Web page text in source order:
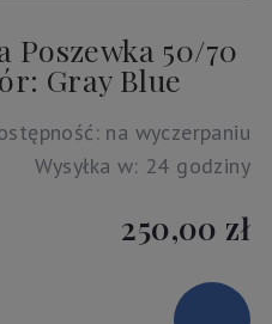
Poszewka 50/70
Gray Blue
na wyczerpaniu
Wysyłka w: 24 godziny
250,00 zł